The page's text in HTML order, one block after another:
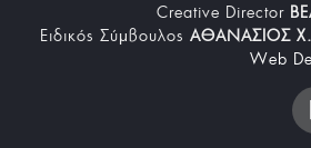
Creative Director
Ειδικός Σύμβουλος ΑΘΑΝΑΣΙΟΣ
Web